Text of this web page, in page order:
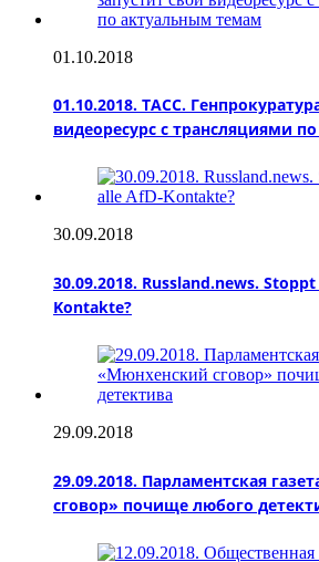
01.10.2018
01.10.2018. ТАСС.
видеоресурс с трансляциями
30.09.2018
30.09.2018. Russland.news.
Kontakte?
29.09.2018
29.09.2018. Парламентская
сговор» почище любого